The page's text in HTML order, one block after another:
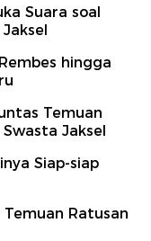
Suara soal
hingga
Temuan
Jaksel
Siap-siap
Ratusan